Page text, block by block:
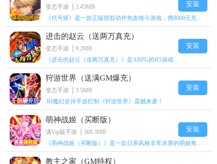
变态手游
3.45MB
《代号斩》是一款正版授权动作热血格斗游戏，携8000元充值壕礼福利来袭！
安装
进击的赵云（送两万真充）
变态手游
9.2MB
《进击的赵云（送两万真充）》是ARPG的H5游戏
安装
狩游世界（送满GM爆充）
变态手游
3.5MB
3D魔幻史诗手游巨制《狩游世界》震撼来袭！
安装
萌神战姬（买断版）
满Vip版手游
308.3MB
《萌神战姬（买断版）》是一款日系风格非常浓厚的萌娘角色扮演策略卡牌手游
安装
教主之家（GM特权）